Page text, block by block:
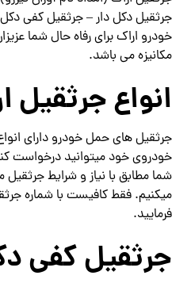
جرثقیل دکل دار – جرثقیل کفی
خودرو اراک برای رفاه حال شما
مکانیزه می باشد.
انواع جرثقیل
جرثقیل های حمل خودرو دارای
خودروی خود میتوانید درخواست
شما مطابق با نیاز و شرایط
میکنیم. فقط کافیست با شماره
فرمایید.
جرثقیل کفی